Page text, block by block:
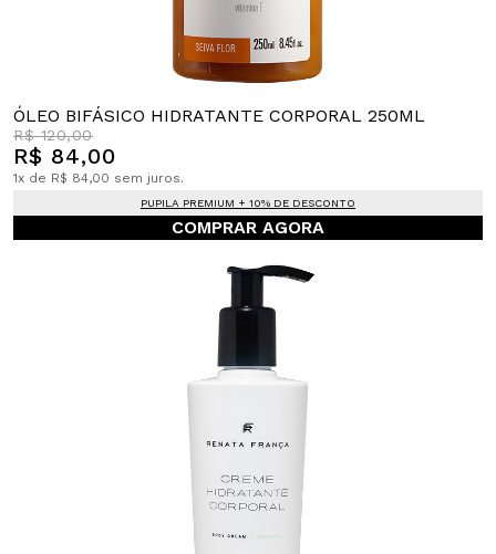
ÓLEO BIFÁSICO HIDRATANTE CORPORAL 250ML
R$ 120,00
R$ 84,00
1x de R$ 84,00 sem juros.
PUPILA PREMIUM + 10% DE DESCONTO
COMPRAR AGORA